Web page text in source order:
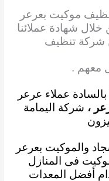
موكيت بعرعر
شهادة عملائنا
شركة تنظيف
معهم .
بالسادة عملاء عرعر
، شركة اليمامة
والموكيت بعرعر
فى المنازل
أفضل المعدات